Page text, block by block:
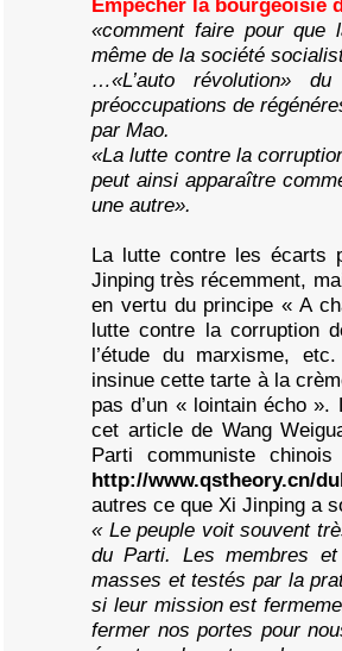
Empêcher la bourgeoisie
«comment faire pour que
même de la société
…«L’auto révolution»
préoccupations de
par Mao.
«La lutte contre la
peut ainsi apparaître
une autre».
La lutte contre les écarts
Jinping très récemment,
en vertu du principe « A
lutte contre la corruption
l’étude du marxisme,
insinue cette tarte à la
pas d’un « lointain écho
cet article de Wang
Parti communiste
http://www.qstheory.cn/
autres ce que Xi Jinping a
« Le peuple voit souvent
du Parti. Les membres
masses et testés par la
si leur mission est
fermer nos portes pour